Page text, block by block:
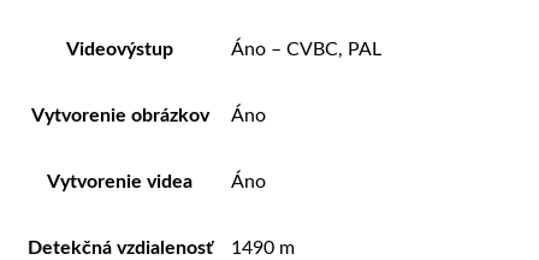
Videovýstup Áno – CVBC, PAL
Vytvorenie obrázkov Áno
Vytvorenie videa Áno
Detekčná vzdialenosť 1490 m